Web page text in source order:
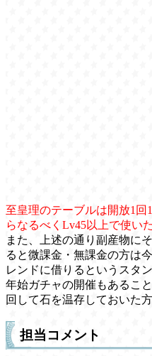
至皇理のテーブルは開放1回
らなるべくLv45以上で使いた
また、上述の通り副産物に
ると微課金・無課金の方は
レンドに借りるというスタ
年始ガチャの開催もあるこ
回して石を温存しておいた
担当コメント